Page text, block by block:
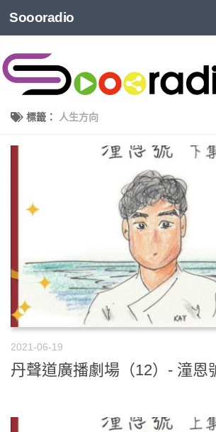
Soooradio
標籤： 人生方向
2021-06-19
丹聲道廣播劇場（12）- 潼恩